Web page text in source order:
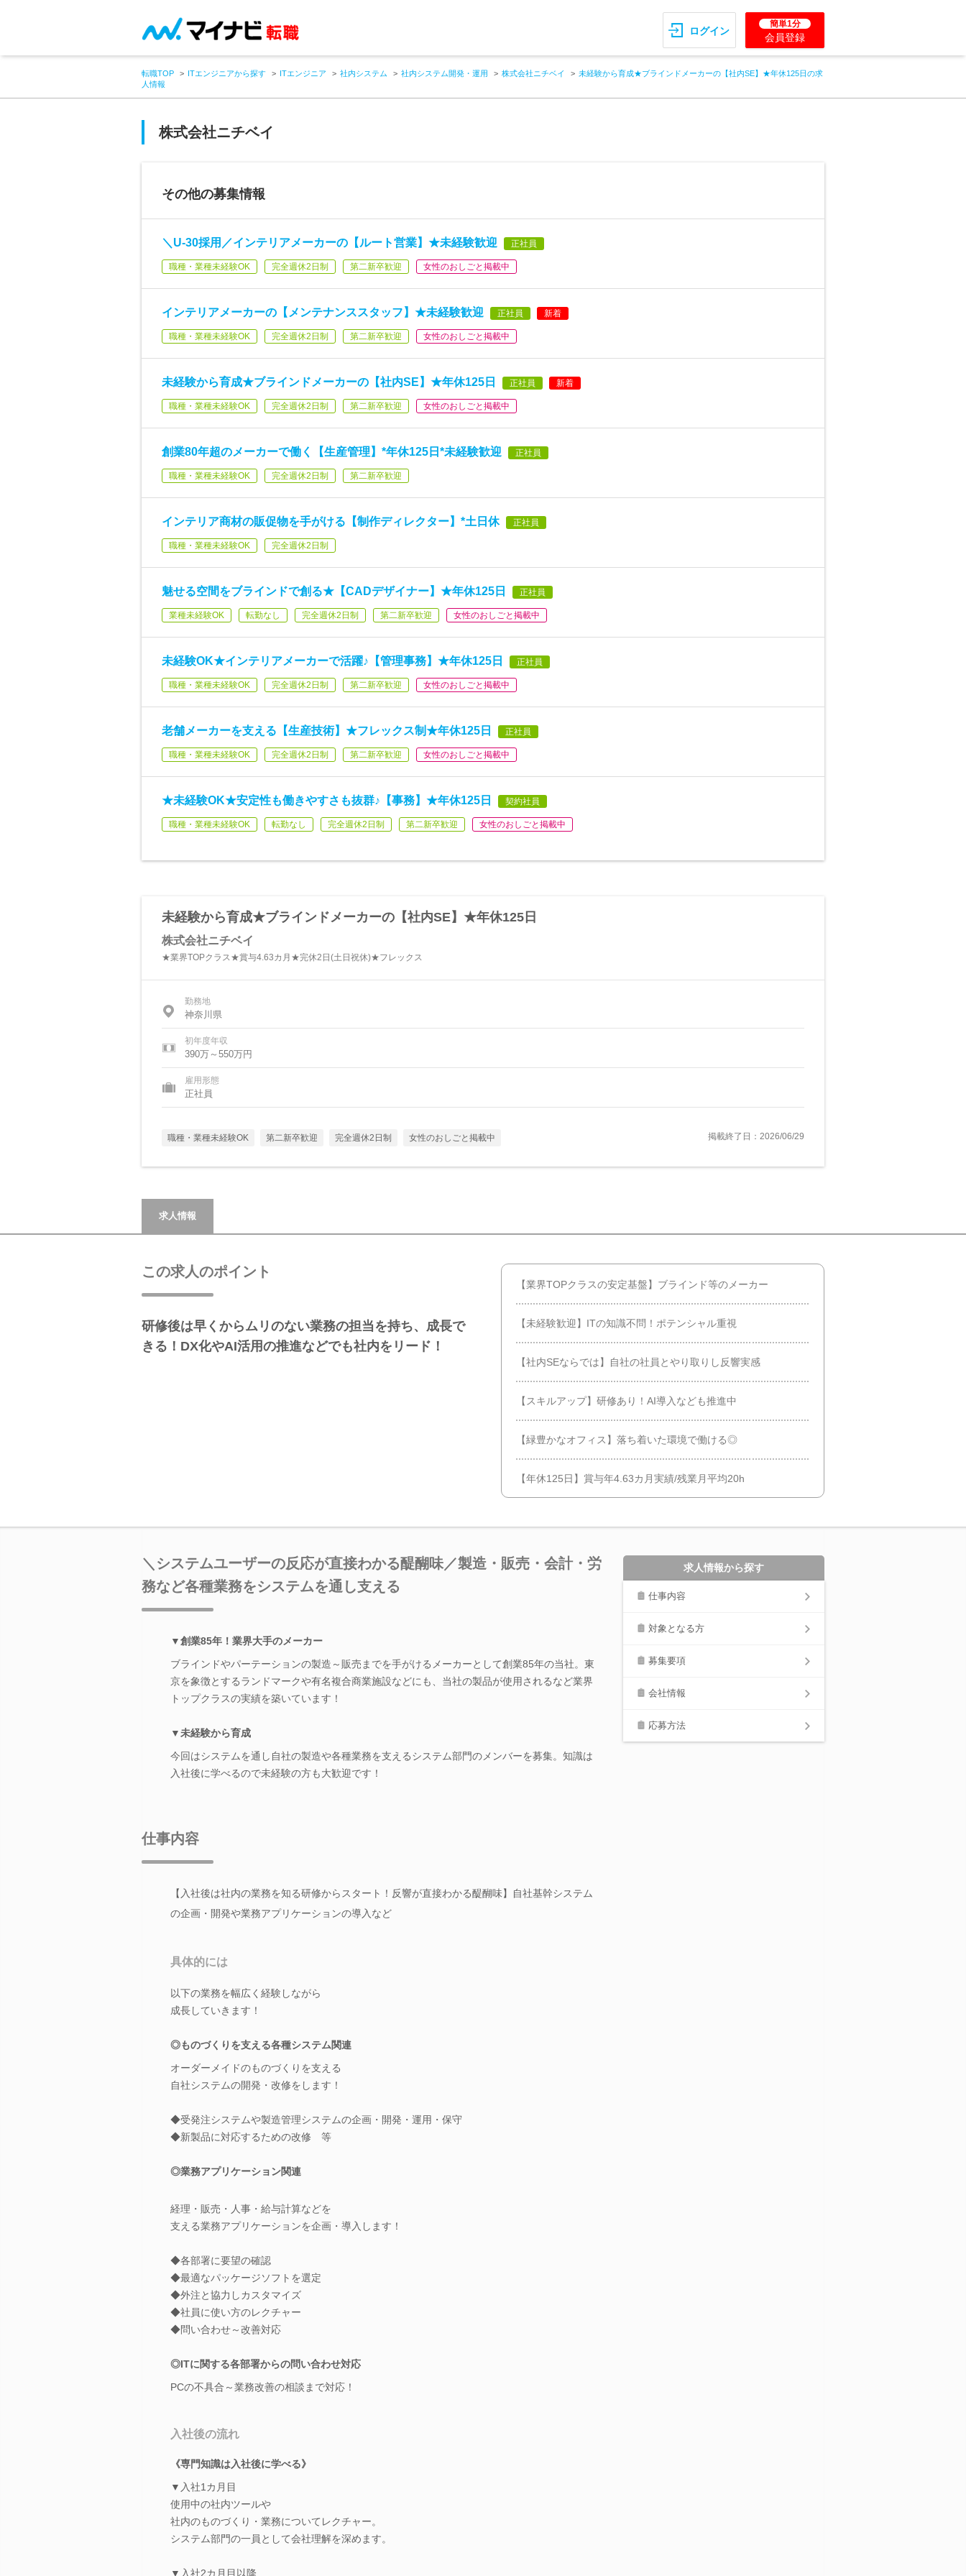
ログイン
簡単1分
会員登録
転職TOP ITエンジニアから探す ITエンジニア 社内システム 社内システム開発・運用 株式会社ニチベイ
未経験から育成★ブラインドメーカーの【社内SE】★年休125日の求
人情報
株式会社ニチベイ
その他の募集情報
＼U-30採用／インテリアメーカーの【ルート営業】★未経験歓迎 正社員
職種・業種未経験OK 完全週休2日制 第二新卒歓迎 女性のおしごと掲載中
インテリアメーカーの【メンテナンススタッフ】★未経験歓迎 正社員 新着
職種・業種未経験OK 完全週休2日制 第二新卒歓迎 女性のおしごと掲載中
未経験から育成★ブラインドメーカーの【社内SE】★年休125日 正社員 新着
職種・業種未経験OK 完全週休2日制 第二新卒歓迎 女性のおしごと掲載中
創業80年超のメーカーで働く【生産管理】*年休125日*未経験歓迎 正社員
職種・業種未経験OK 完全週休2日制 第二新卒歓迎
インテリア商材の販促物を手がける【制作ディレクター】*土日休 正社員
職種・業種未経験OK 完全週休2日制
魅せる空間をブラインドで創る★【CADデザイナー】★年休125日 正社員
業種未経験OK 転勤なし 完全週休2日制 第二新卒歓迎 女性のおしごと掲載中
未経験OK★インテリアメーカーで活躍♪【管理事務】★年休125日 正社員
職種・業種未経験OK 完全週休2日制 第二新卒歓迎 女性のおしごと掲載中
老舗メーカーを支える【生産技術】★フレックス制★年休125日 正社員
職種・業種未経験OK 完全週休2日制 第二新卒歓迎 女性のおしごと掲載中
★未経験OK★安定性も働きやすさも抜群♪【事務】★年休125日 契約社員
職種・業種未経験OK 転勤なし 完全週休2日制 第二新卒歓迎 女性のおしごと掲載中
未経験から育成★ブラインドメーカーの【社内SE】★年休125日
株式会社ニチベイ
★業界TOPクラス★賞与4.63カ月★完休2日(土日祝休)★フレックス
勤務地
神奈川県
初年度年収
390万～550万円
雇用形態
正社員
職種・業種未経験OK 第二新卒歓迎 完全週休2日制 女性のおしごと掲載中 掲載終了日：2026/06/29
求人情報
この求人のポイント
研修後は早くからムリのない業務の担当を持ち、成長で
きる！DX化やAI活用の推進などでも社内をリード！
【業界TOPクラスの安定基盤】ブラインド等のメーカー
【未経験歓迎】ITの知識不問！ポテンシャル重視
【社内SEならでは】自社の社員とやり取りし反響実感
【スキルアップ】研修あり！AI導入なども推進中
【緑豊かなオフィス】落ち着いた環境で働ける◎
【年休125日】賞与年4.63カ月実績/残業月平均20h
＼システムユーザーの反応が直接わかる醍醐味／製造・販売・会計・労
務など各種業務をシステムを通し支える
▼創業85年！業界大手のメーカー
ブラインドやパーテーションの製造～販売までを手がけるメーカーとして創業85年の当社。東
京を象徴とするランドマークや有名複合商業施設などにも、当社の製品が使用されるなど業界
トップクラスの実績を築いています！
▼未経験から育成
今回はシステムを通し自社の製造や各種業務を支えるシステム部門のメンバーを募集。知識は
入社後に学べるので未経験の方も大歓迎です！
仕事内容
【入社後は社内の業務を知る研修からスタート！反響が直接わかる醍醐味】自社基幹システム
の企画・開発や業務アプリケーションの導入など
具体的には
以下の業務を幅広く経験しながら
成長していきます！
◎ものづくりを支える各種システム関連
オーダーメイドのものづくりを支える
自社システムの開発・改修をします！
◆受発注システムや製造管理システムの企画・開発・運用・保守
◆新製品に対応するための改修 等
◎業務アプリケーション関連
経理・販売・人事・給与計算などを
支える業務アプリケーションを企画・導入します！
◆各部署に要望の確認
◆最適なパッケージソフトを選定
◆外注と協力しカスタマイズ
◆社員に使い方のレクチャー
◆問い合わせ～改善対応
◎ITに関する各部署からの問い合わせ対応
PCの不具合～業務改善の相談まで対応！
入社後の流れ
《専門知識は入社後に学べる》
▼入社1カ月目
使用中の社内ツールや
社内のものづくり・業務についてレクチャー。
システム部門の一員として会社理解を深めます。
▼入社2カ月目以降
求人情報から探す
仕事内容
対象となる方
募集要項
会社情報
応募方法